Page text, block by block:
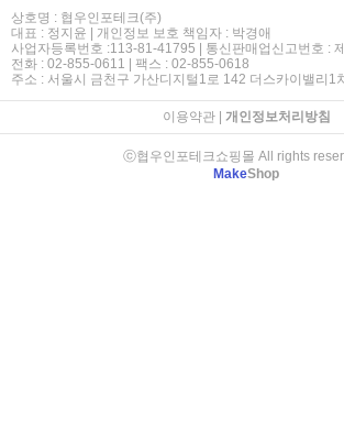
상호명 : 협우인포테크(주)
대표 : 정지윤 | 개인정보 보호 책임자 : 박경애
사업자등록번호 :113-81-41795 | 통신판매업신고번호 :
전화 : 02-855-0611 | 팩스 : 02-855-0618
주소 : 서울시 금천구 가산디지털1로 142 더스카이밸리1
이용약관| 개인정보처리방침
ⓒ협우인포테크쇼핑몰 All rights
MakeShop